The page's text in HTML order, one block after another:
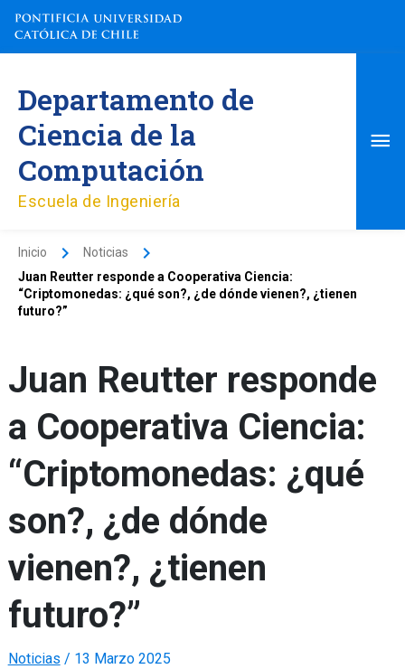
contenido
Departamento de
Ciencia de la
Computación
Escuela de Ingeniería
Inicio
Noticias
Juan Reutter responde a Cooperativa Ciencia:
“Criptomonedas: ¿qué son?, ¿de dónde vienen?, ¿tienen
futuro?”
Juan Reutter responde
a Cooperativa Ciencia:
“Criptomonedas: ¿qué
son?, ¿de dónde
vienen?, ¿tienen
futuro?”
Noticias / 13 Marzo 2025